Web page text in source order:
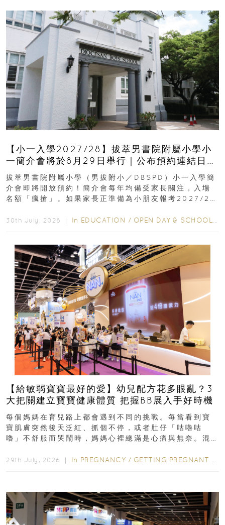
【小一入學2027/28】拔萃男書院附屬小學小
一簡介會將於8月29日舉行｜公布預約連結日期
｜更設有網上重溫
拔萃男書院附屬小學（男拔附小／DBSPD）小一入學簡
介會即將開放預約！簡介會每年均備受家長關注，入場
名額「瘋搶」。如果家長正準備為小朋友報考2027/28
30th July, 2026 ｜ In EDUCATION / OPEN DAY & SCHOOL EVENTS
【給敏弱寶寶最好的愛】幼兒配方花多眼亂？3
大把關建立寶寶健康體質 把握BB展入手好時機
每個媽媽在育兒路上都會遇到不同的挑戰。每當看到寶
寶肌膚突然後天泛紅、抓個不停，或者肚仔「咕嚕咕
嚕」不舒服而哭鬧時，媽媽心裡總滿是心痛與無奈。混
29th July, 2026 ｜ In PREGNANCY / GETTING PREGNANT